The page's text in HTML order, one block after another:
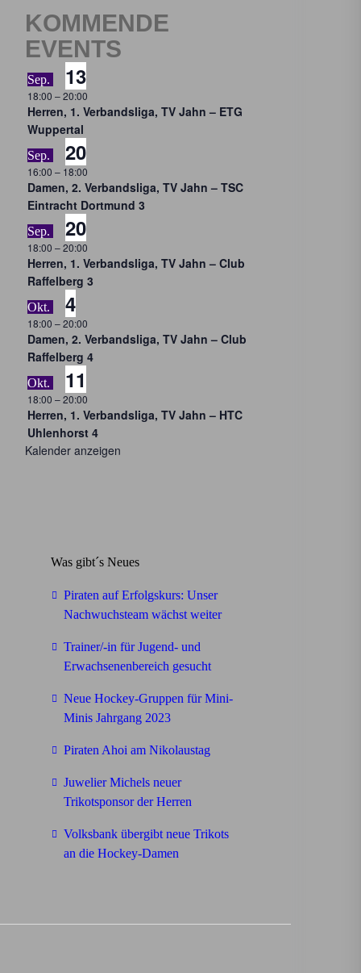
KOMMENDE
EVENTS
Sep. 13
18:00 –20:00
Herren, 1. Verbandsliga, TV Jahn – ETG
Wuppertal
Sep. 20
16:00 – 18:00
Damen, 2. Verbandsliga, TV Jahn – TSC
Eintracht Dortmund 3
Sep. 20
18:00 –20:00
Herren, 1. Verbandsliga, TV Jahn – Club
Raffelberg 3
Okt. 4
18:00 –20:00
Damen, 2. Verbandsliga, TV Jahn – Club
Raffelberg 4
Okt. 11
18:00 –20:00
Herren, 1. Verbandsliga, TV Jahn – HTC
Uhlenhorst 4
Kalender anzeigen
Was gibt´s Neues
Piraten auf Erfolgskurs: Unser
Nachwuchsteam wächst weiter
Trainer/-in für Jugend- und
Erwachsenenbereich gesucht
Neue Hockey-Gruppen für Mini-
Minis Jahrgang 2023
Piraten Ahoi am Nikolaustag
Juwelier Michels neuer
Trikotsponsor der Herren
Volksbank übergibt neue Trikots
an die Hockey-Damen